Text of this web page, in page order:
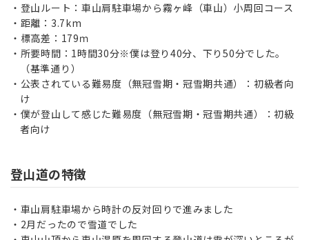
登山ルート：車山肩駐車場から霧ヶ峰（車山）小周回コース
距離：3.7km
標高差：179ｍ
所要時間：1時間30分※僕は登り40分、下り50分でした。
（基準通り）
公表されている難易度（無冠雪期・冠雪期共通）：初級者向
け
僕が登山して感じた難易度（無冠雪期・冠雪期共通）：初級
者向け
登山道の特徴
車山肩駐車場から時計の反対回りで進みました
2月だったので雪道でした